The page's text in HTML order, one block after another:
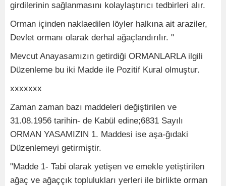
girdilerinin sağlanmasını kolaylaştırıcı tedbirleri alır.
Orman içinden naklaedilen löyler halkına ait araziler,
Devlet ormanı olarak derhal ağaçlandırılır. "
Mevcut Anayasamızın getirdiği ORMANLARLA ilgili
Düzenleme bu iki Madde ile Pozitif Kural olmuştur.
xxxxxxx
Zaman zaman bazı maddeleri değiştirilen ve
31.08.1956 tarihin- de Kabül edine;6831 Sayılı
ORMAN YASAMIZIN 1. Maddesi ise aşa-ğıdaki
Düzenlemeyi getirmiştir.
"Madde 1- Tabi olarak yetişen ve emekle yetiştirilen
ağaç ve ağaççık toplulukları yerleri ile birlikte orman